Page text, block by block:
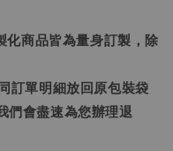
化商品皆為量身訂製，除
訂單明細放回原包裝袋
們會盡速為您辦理退